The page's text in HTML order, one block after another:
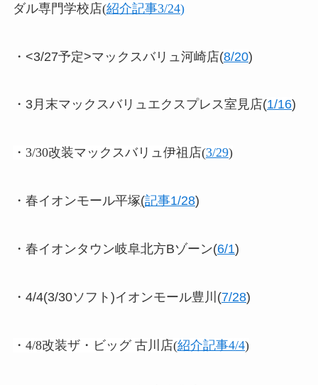
ダル専門学校店(紹介記事3/24)
・<3/27予定>マックスバリュ河崎店(8/20)
・3月末マックスバリュエクスプレス室見店(1/16)
・3/30改装マックスバリュ伊祖店(3/29)
・春イオンモール平塚(記事1/28)
・春イオンタウン岐阜北方Bゾーン(6/1)
・4/4(3/30ソフト)イオンモール豊川(7/28)
・4/8改装ザ・ビッグ 古川店(紹介記事4/4)